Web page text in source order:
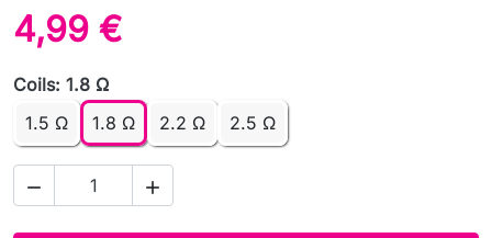
4,99 €
Coils: 1.8 Ω
1.5 Ω
1.8 Ω 2.2 Ω 2.5 Ω
 